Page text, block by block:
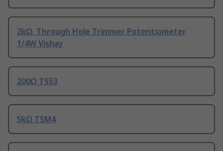
2kΩ, Through Hole Trimmer Potentiometer
1/4W Vishay
200Ω TS53
5kΩ TSM4